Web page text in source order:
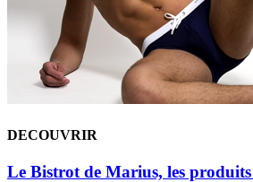
DECOUVRIR
Le Bistrot de Marius, les